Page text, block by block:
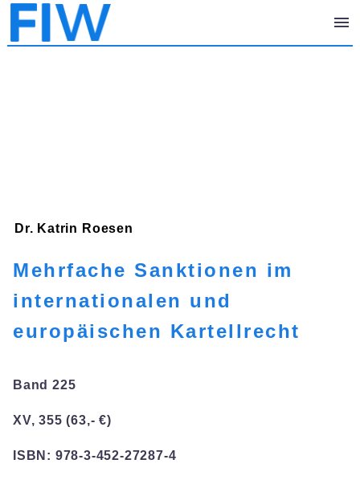
Dr. Katrin Roesen
Mehrfache Sanktionen im
internationalen und
europäischen Kartellrecht
Band 225
XV, 355 (63,- €)
ISBN: 978-3-452-27287-4